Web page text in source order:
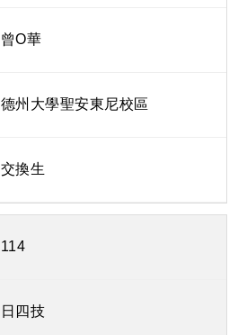
曾O華
德州大學聖安東尼校區
交換生
114
日四技